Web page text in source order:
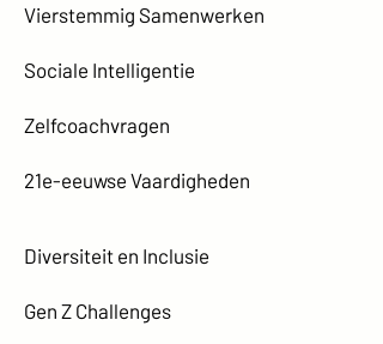
Vierstemmig Samenwerken
Sociale Intelligentie
Zelfcoachvragen
21e-eeuwse Vaardigheden
Diversiteit en Inclusie
Gen Z Challenges